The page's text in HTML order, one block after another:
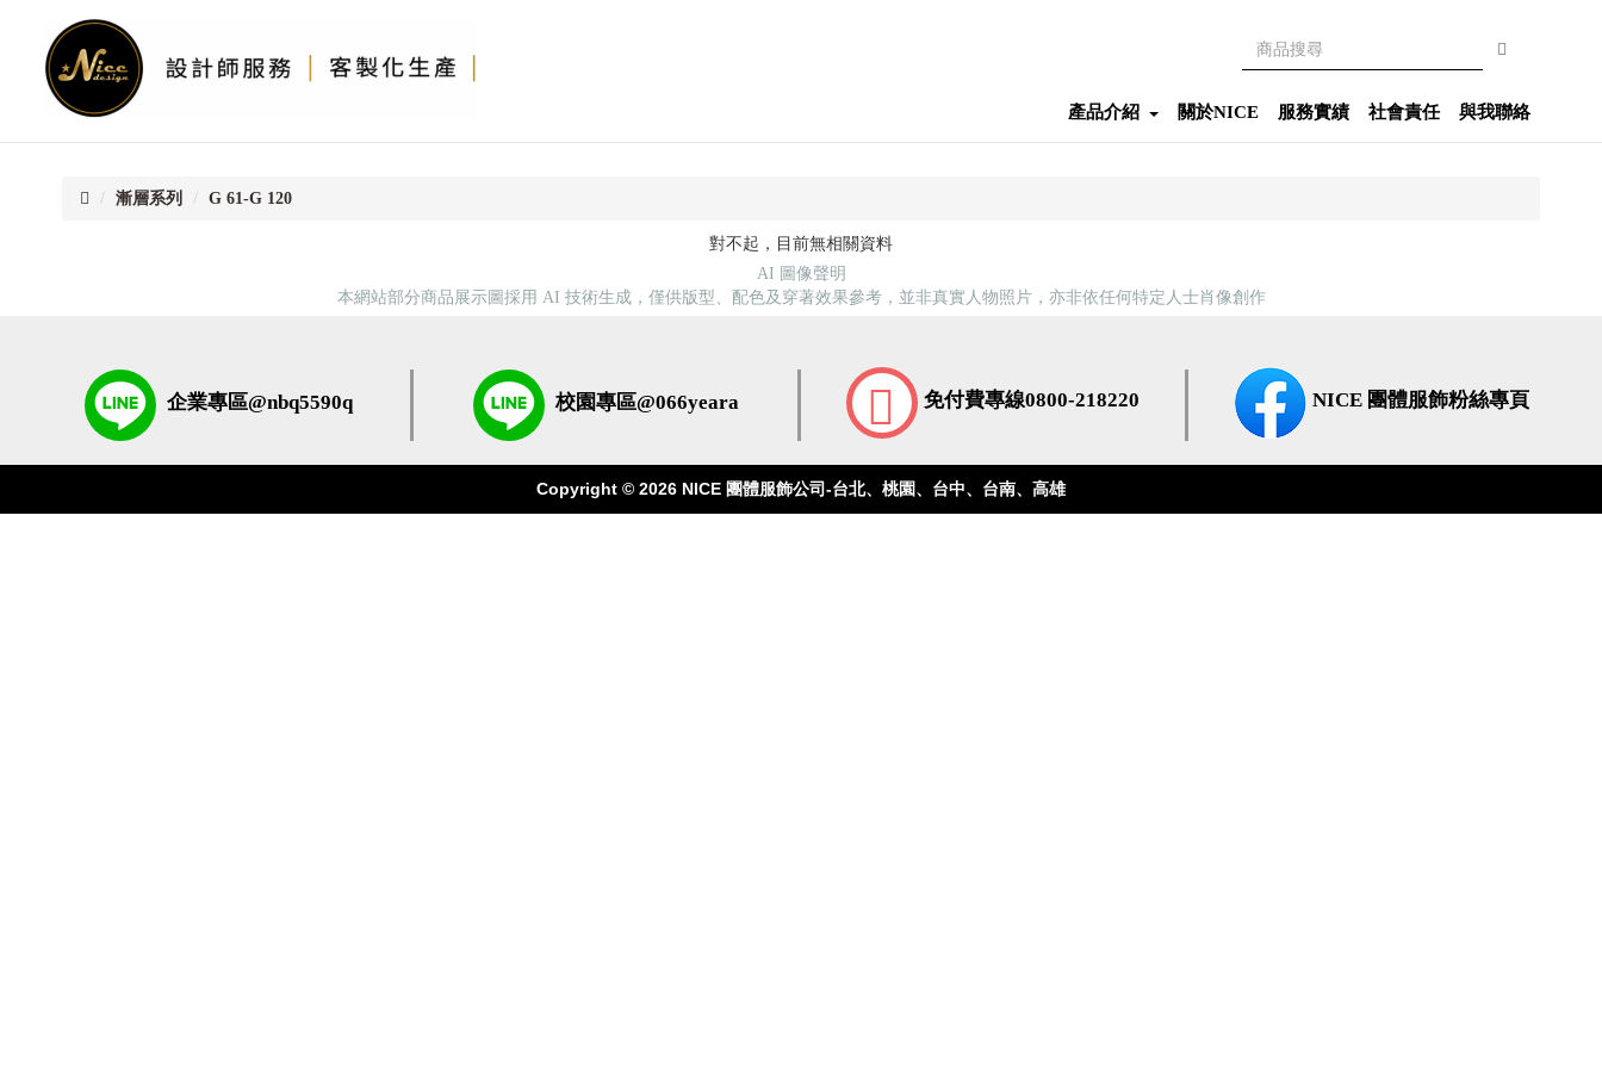
首
頁
產品介紹 關於NICE 服務實績 社會責任 與我聯絡
漸層系列 G 61-G 120
對不起，目前無相關資料
AI 圖像聲明
本網站部分商品展示圖採用 AI 技術生成，僅供版型、配色及穿著效果參考，並非真實人物照片，亦非依任何特定人士肖像創作
企業專區@nbq5590q 校園專區@066yeara 免付費專線0800-218220 NICE 團體服飾粉絲專頁
Copyright © 2026 NICE 團體服飾公司-台北、桃園、台中、台南、高雄